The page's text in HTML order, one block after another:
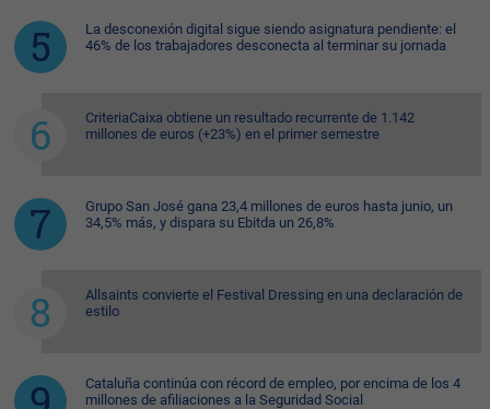
La desconexión digital sigue siendo asignatura pendiente: el
46% de los trabajadores desconecta al terminar su jornada
CriteriaCaixa obtiene un resultado recurrente de 1.142
millones de euros (+23%) en el primer semestre
Grupo San José gana 23,4 millones de euros hasta junio, un
34,5% más, y dispara su Ebitda un 26,8%
Allsaints convierte el Festival Dressing en una declaración de
estilo
Cataluña continúa con récord de empleo, por encima de los 4
millones de afiliaciones a la Seguridad Social